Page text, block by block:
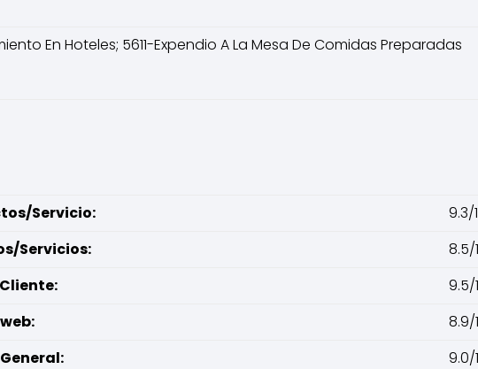
En Hoteles; 5611-Expendio A La Mesa De Comidas Preparadas
Servicio:
9.3/
Servicios:
8.5/
9.5/
8.9/
9.0/